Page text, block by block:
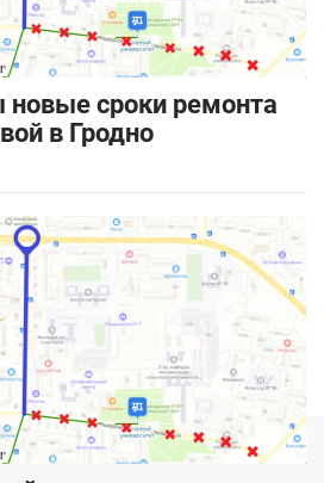
новые сроки ремонта
в Гродно
Услуги Авторынок